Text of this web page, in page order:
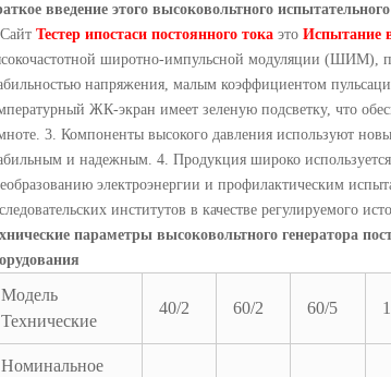
введение этого высоковольтного
Тестер ипостаси постоянного тока это Испытание
широтно-импульсной модуляции (ШИМ),
напряжения, малым коэффициентом
ЖК-экран имеет зеленую подсветку, что
3. Компоненты высокого давления используют
и надежным. 4. Продукция широко
электроэнергии и профилактическим
институтов в качестве регулируемого
параметры высоковольтного генератора
Модель
Технические
40/2 60/2 60/5
Номинальное